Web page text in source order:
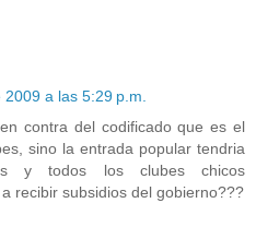
a las 5:29 p.m.
contra del codificado que es el
sino la entrada popular tendria
y todos los clubes chicos
recibir subsidios del gobierno???